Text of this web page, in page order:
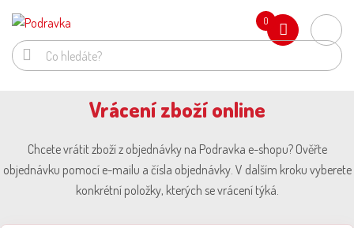
0
Vrácení zboží online
Chcete vrátit zboží z objednávky na Podravka e-shopu? Ověřte
objednávku pomocí e-mailu a čísla objednávky. V dalším kroku vyberete
konkrétní položky, kterých se vrácení týká.